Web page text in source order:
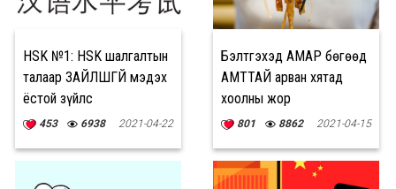
HSK №1: HSK шалгалтын
талаар ЗАЙЛШГҮЙ мэдэх
ёстой зүйлс
453 6938 2021-04-22
Бэлтгэхэд АМАР бөгөөд
АМТТАЙ арван хятад
хоолны жор
801 8862 2021-04-15